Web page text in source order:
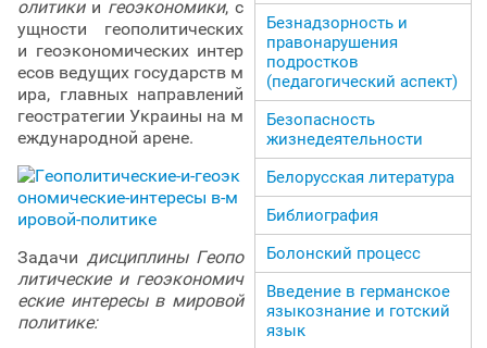
олитикии геоэкономики, с
ущности геополитических
и геоэкономических интер
есов ведущих государств м
ира, главных направлений
геостратегии Украины на м
еждународной арене.
Задачи дисциплины Геопо
литические и геоэкономич
еские интересы в мировой
политике:
Безнадзорность и
правонарушения
подростков
(педагогический аспект)
Безопасность
жизнедеятельности
Белорусская литература
Библиография
Болонский процесс
Введение в германское
языкознание и готский
язык